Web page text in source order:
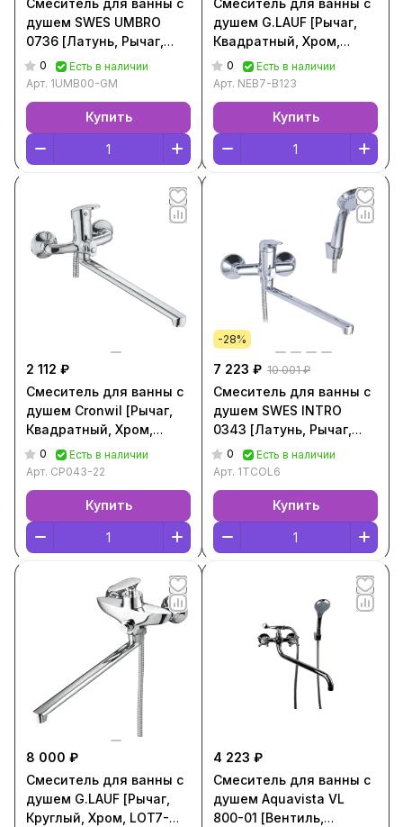
душем SWES UMBRO
0736 [Латунь, Рычаг,
Круглый, Воронённый,
1UMB00-GM]
0
Есть в наличии
Арт. 1UMB00-GM
Купить
душем G.LAUF [Рычаг,
Квадратный, Хром,
NEB7-B123]
0
Есть в наличии
Арт. NEB7-B123
Купить
2 112 ₽
Смеситель для ванны с
душем Cronwil [Рычаг,
Квадратный, Хром,
СР043-22]
0
Есть в наличии
Арт. СР043-22
Купить
-28%
7 223 ₽ 10 001 ₽
Смеситель для ванны с
душем SWES INTRO
0343 [Латунь, Рычаг,
Круглый, Хром, 1TCOL6]
0
Есть в наличии
Арт. 1TCOL6
Купить
8 000 ₽
Смеситель для ванны с
душем G.LAUF [Рычаг,
Круглый, Хром, LOT7-
4 223 ₽
Смеситель для ванны с
душем Aquavista VL
800-01 [Вентиль,